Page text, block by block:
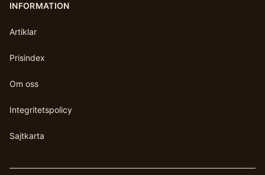
INFORMATION
Artiklar
Prisindex
Om oss
Integritetspolicy
Sajtkarta